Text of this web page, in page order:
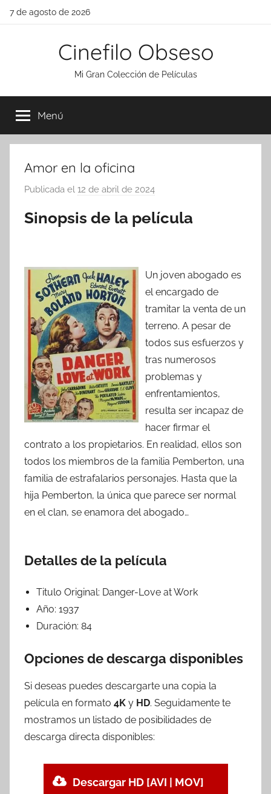
Saltar
7 de agosto de 2026
Cinefilo Obseso
Mi Gran Colección de Películas
Menú
Amor en la oficina
Publicada el 12 de abril de 2024
r
Sinopsis de la película
Un joven abogado es
el encargado de
tramitar la venta de un
terreno. A pesar de
todos sus esfuerzos y
tras numerosos
problemas y
enfrentamientos,
resulta ser incapaz de
hacer firmar el
contrato a los propietarios. En realidad, ellos son
todos los miembros de la familia Pemberton, una
familia de estrafalarios personajes. Hasta que la
hija Pemberton, la única que parece ser normal
en el clan, se enamora del abogado…
Detalles de la película
Titulo Original: Danger-Love at Work
Año: 1937
Duración: 84
Opciones de descarga disponibles
Si deseas puedes descargarte una copia la
película en formato 4K y HD. Seguidamente te
mostramos un listado de posibilidades de
descarga directa disponibles:
Descargar HD [AVI | MOV]